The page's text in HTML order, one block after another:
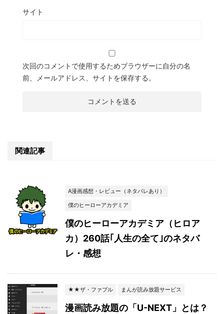
サイト
次回のコメントで使用するためブラウザーに自分の名
前、メールアドレス、サイトを保存する。
関連記事
A漫画感想・レビュー（ネタバレあり）
僕のヒーローアカデミア
僕のヒーローアカデミア（ヒロア
カ）260話｢人生の全て｣のネタバ
レ・感想
★★ザ・ファブル まんが読み放題サービス
漫画読み放題の「U-NEXT」とは？